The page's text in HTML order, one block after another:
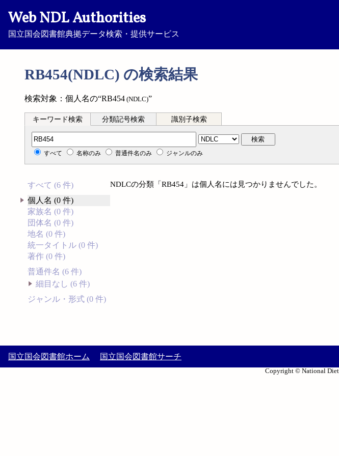
Web NDL Authorities
国立国会図書館典拠データ検索・提供サービス
RB454(NDLC) の検索結果
検索対象：個人名の“RB454 (NDLC)”
キーワード検索 分類記号検索 識別子検索
分類記号検索 検索
すべて 名称のみ 普通件名のみ ジャンルのみ
すべて (6 件)
個人名 (0 件)
家族名 (0 件)
団体名 (0 件)
地名 (0 件)
統一タイトル (0 件)
著作 (0 件)
普通件名 (6 件)
細目なし (6 件)
ジャンル・形式 (0 件)
NDLCの分類「RB454」は個人名には見つかりませんでした。
国立国会図書館ホーム 国立国会図書館サーチ
Copyright © National